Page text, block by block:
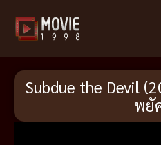
Subdue the Devil
พยั